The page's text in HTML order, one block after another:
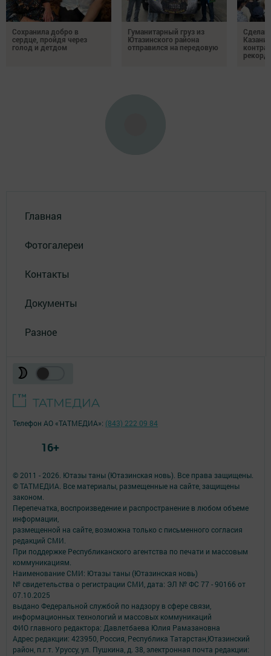
Сохранила добро в
сердце, пройдя через
голод и детдом
Гуманитарный груз из
Ютазинского района
отправился на передовую
Сделай
Казани
Главная
Фотогалереи
Контакты
Документы
Разное
© 2011 - 2026. Ютазы таны (Ютазинская новь). Все права защищены.
© ТАТМЕДИА. Все материалы, размещенные на сайте, защищены
законом.
Перепечатка, воспроизведение и распространение в любом объеме
информации,
размещенной на сайте, возможна только с письменного согласия
редакций СМИ.
При поддержке Республиканского агентства по печати и массовым
коммуникациям.
Наименование СМИ: Ютазы таны (Ютазинская новь)
№ свидетельства о регистрации СМИ, дата: ЭЛ № ФС 77 - 90166 от
07.10.2025
выдано Федеральной службой по надзору в сфере связи,
информационных технологий и массовых коммуникаций
ФИО главного редактора: Давлетбаева Юлия Рамазановна
Адрес редакции: 423950, Россия, Республика Татарстан,Ютазинский
район, п.г.т. Уруссу, ул. Пушкина, д. 38, электронная почта редакции:
Телефон АО «ТАТМЕДИА»: (843) 222 09 84
16+